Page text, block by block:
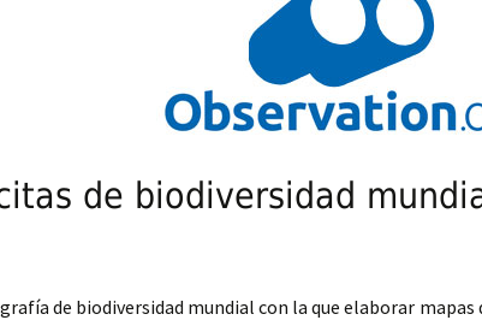
de biodiversidad
de biodiversidad mundial con la que elaborar